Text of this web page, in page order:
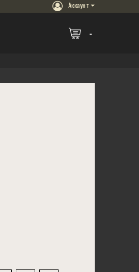
Аккаунт